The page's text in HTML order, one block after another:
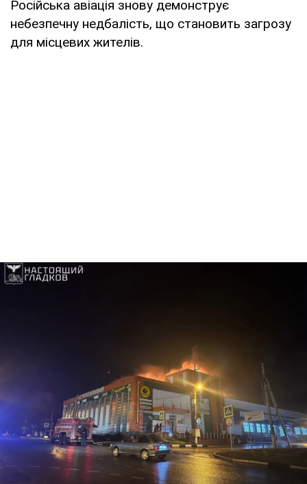
Російська авіація знову демонструє
небезпечну недбалість, що становить загрозу
для місцевих жителів.